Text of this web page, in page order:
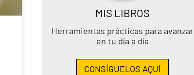
MIS LIBROS
Herramientas prácticas para avanzar
en tu día a día
CONSÍGUELOS AQUÍ